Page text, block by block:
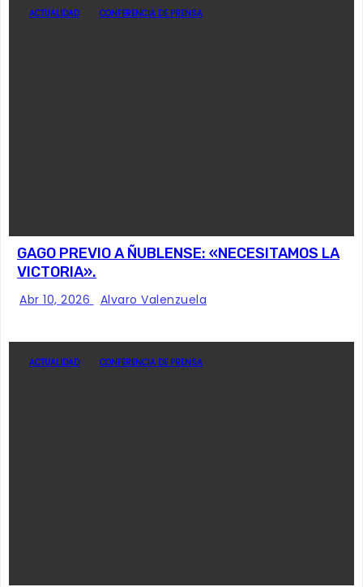
ACTUALIDAD CONFERENCIA DE PRENSA
GAGO PREVIO A ÑUBLENSE: «NECESITAMOS LA
VICTORIA».
Abr 10, 2026 Alvaro Valenzuela
ACTUALIDAD CONFERENCIA DE PRENSA